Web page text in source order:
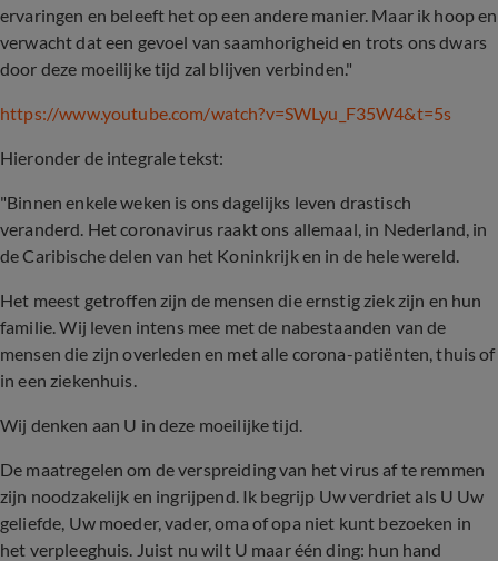
ervaringen en beleeft het op een andere manier. Maar ik hoop en
verwacht dat een gevoel van saamhorigheid en trots ons dwars
door deze moeilijke tijd zal blijven verbinden."
https://www.youtube.com/watch?v=SWLyu_F35W4&t=5s
Hieronder de integrale tekst:
"Binnen enkele weken is ons dagelijks leven drastisch
veranderd. Het coronavirus raakt ons allemaal, in Nederland, in
de Caribische delen van het Koninkrijk en in de hele wereld.
Het meest getroffen zijn de mensen die ernstig ziek zijn en hun
familie. Wij leven intens mee met de nabestaanden van de
mensen die zijn overleden en met alle corona-patiënten, thuis of
in een ziekenhuis.
Wij denken aan U in deze moeilijke tijd.
De maatregelen om de verspreiding van het virus af te remmen
zijn noodzakelijk en ingrijpend. Ik begrijp Uw verdriet als U Uw
geliefde, Uw moeder, vader, oma of opa niet kunt bezoeken in
het verpleeghuis. Juist nu wilt U maar één ding: hun hand